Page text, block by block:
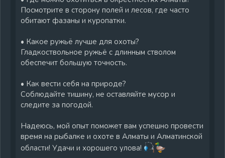
Посмотрите в сторону полей и лесов, где часто
обитают фазаны и куропатки.
• Какое ружьё лучше для охоты?
Гладкоствольное ружьё с длинным стволом
обеспечит большую точность.
• Как вести себя на природе?
Соблюдайте тишину, не оставляйте мусор и
следите за погодой.
Надеюсь, мой опыт поможет вам успешно провести
время на рыбалке и охоте в Алматы и Алматинской
области! Удачи и хорошего улова!